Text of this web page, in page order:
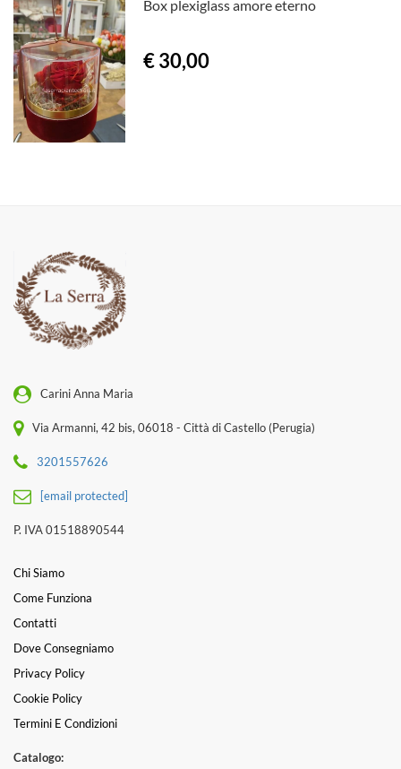
Box plexiglass amore eterno
€ 30,00
Carini Anna Maria
Via Armanni, 42 bis, 06018 - Città di Castello (Perugia)
3201557626
[email protected]
P. IVA 01518890544
Chi Siamo
Come Funziona
Contatti
Dove Consegniamo
Privacy Policy
Cookie Policy
Termini E Condizioni
Catalogo: